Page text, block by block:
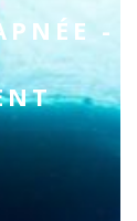
-